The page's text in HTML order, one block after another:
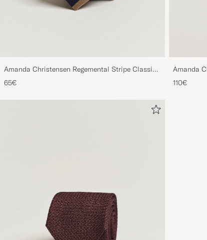
Amanda Christensen Regemental Stripe Classic
Tie 8 cm Sand/Navy
65€
Amanda
110€